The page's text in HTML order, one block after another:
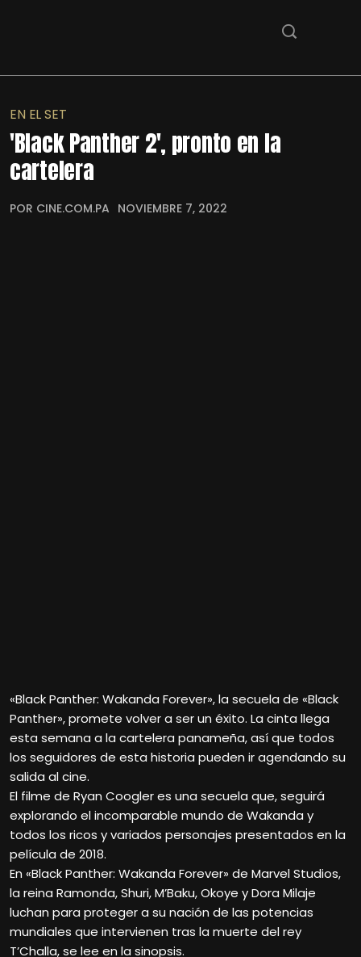
EN EL SET
'Black Panther 2', pronto en la
cartelera
POR CINE.COM.PA NOVIEMBRE 7, 2022
«Black Panther: Wakanda Forever», la secuela de «Black
Panther», promete volver a ser un éxito. La cinta llega
esta semana a la cartelera panameña, así que todos
los seguidores de esta historia pueden ir agendando su
salida al cine.
El filme de Ryan Coogler es una secuela que, seguirá
explorando el incomparable mundo de Wakanda y
todos los ricos y variados personajes presentados en la
película de 2018.
En «Black Panther: Wakanda Forever» de Marvel Studios,
la reina Ramonda, Shuri, M’Baku, Okoye y Dora Milaje
luchan para proteger a su nación de las potencias
mundiales que intervienen tras la muerte del rey
T’Challa, se lee en la sinopsis.